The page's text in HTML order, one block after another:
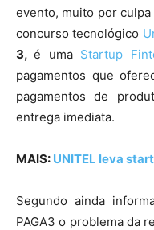
evento, muito por
concurso tecnológico
3,é uma Startup
pagamentos que
pagamentos de
entrega imediata.
MAIS: UNITEL leva
Segundo ainda
PAGA3 o problema da